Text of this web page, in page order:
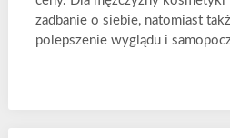
zadbanie o siebie, natomiast
polepszenie wyglądu i